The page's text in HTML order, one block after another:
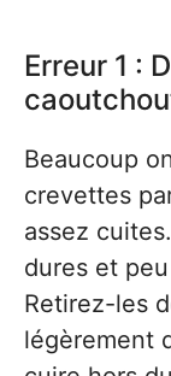
Erreur 1 :
Beaucoup
crevettes
assez
dures et
Retirez-les
légèrement